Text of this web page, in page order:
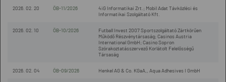
2026. 02. 20 ÖB-11/2026
4iG Informatikai Zrt.; Mobil Adat Távközlési és
Informatikai Szolgáltató Kft.
2026. 02. 10 ÖB-10/2026
Futball Invest 2007 Sportszolgáltató Zártkörűen
Működő Részvénytársaság; Casinos Austria
International GmbH; Casino Sopron
Szórakoztatásszervező Korlátolt Felelősségű
Társaság
2026. 02. 04 ÖB-09/2026 Henkel AG & Co. KGaA,, Aqua Adhesives I GmbH